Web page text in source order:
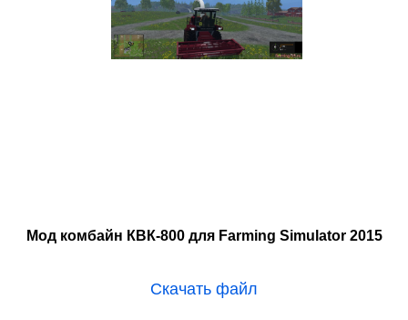
Мод комбайн КВК-800 для Farming Simulator 2015
Скачать файл